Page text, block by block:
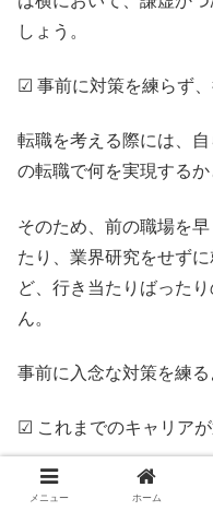
しょう。
☑ 事前に対策を練らず
転職を考える際には、
の転職で何を実現するか
そのため、前の職場を
たり、業界研究をせず
ど、行き当たりばった
ん。
事前に入念な対策を練る
☑ これまでのキャリア
これまでのキャリアが
メニュー ホーム